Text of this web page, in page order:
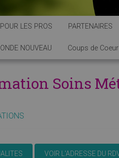
LES PROS PARTENAIRES
NOUVEAU Coups de Coeur
Soins